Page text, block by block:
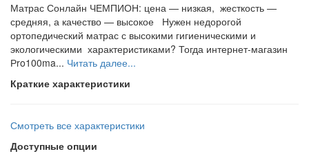
Матрас Сонлайн ЧЕМПИОН: цена — низкая, жесткость —
средняя, а качество — высокое Нужен недорогой
ортопедический матрас с высокими гигиеническими и
экологическими характеристиками? Тогда интернет-магазин
Рro100ma... Читать далее...
Краткие характеристики
Смотреть все характеристики
Доступные опции